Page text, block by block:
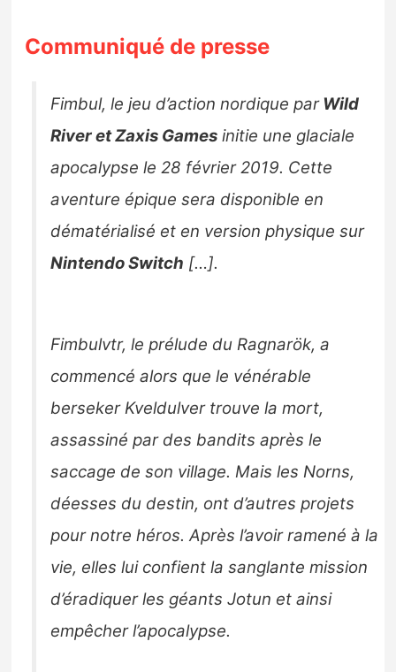
Communiqué de presse
Fimbul, le jeu d’action nordique parWild
River et Zaxis Games initie une glaciale
apocalypse le 28 février 2019. Cette
aventure épique sera disponible en
dématérialisé et en version physique sur
Nintendo Switch […].
Fimbulvtr, le prélude du Ragnarök, a
commencé alors que le vénérable
berseker Kveldulver trouve la mort,
assassiné par des bandits après le
saccage de son village. Mais les Norns,
déesses du destin, ont d’autres projets
pour notre héros. Après l’avoir ramené à la
vie, elles lui confient la sanglante mission
d’éradiquer les géants Jotun et ainsi
empêcher l’apocalypse.